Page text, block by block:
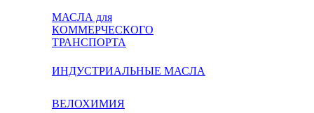
МАСЛА для
КОММЕРЧЕСКОГО
ТРАНСПОРТА
ИНДУСТРИАЛЬНЫЕ МАСЛА
ВЕЛОХИМИЯ